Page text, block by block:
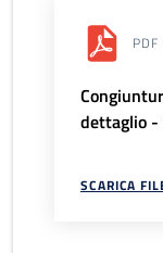
PDF
dettaglio
SCARICA